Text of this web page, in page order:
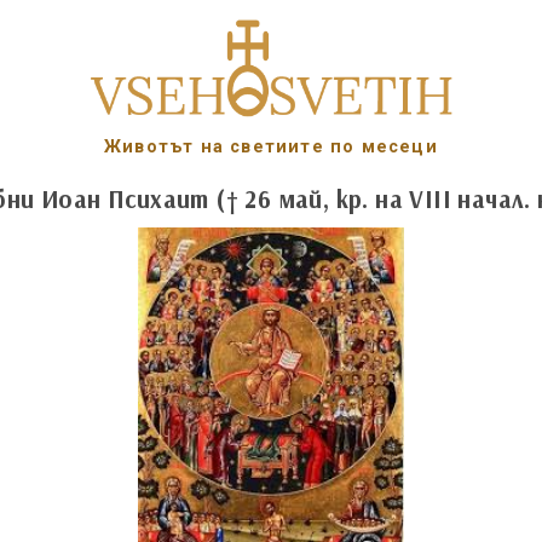
Животът на светиите по месеци
Иоан Психаит († 26 май, кр. на VIII начал.